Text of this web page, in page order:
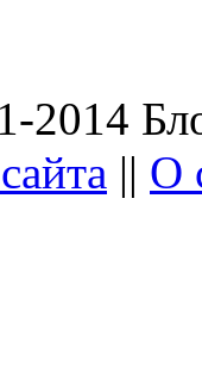
2014
|| О